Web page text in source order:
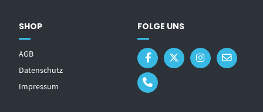
SHOP
AGB
Datenschutz
Impressum
FOLGE UNS